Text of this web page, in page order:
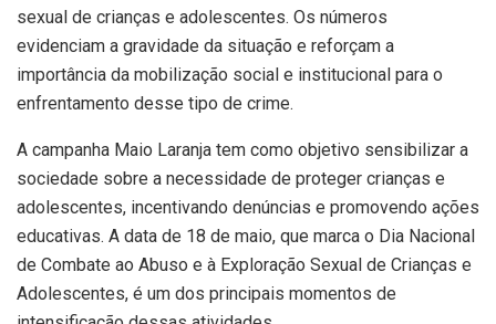
sexual de crianças e adolescentes. Os números
evidenciam a gravidade da situação e reforçam a
importância da mobilização social e institucional para o
enfrentamento desse tipo de crime.
A campanha Maio Laranja tem como objetivo sensibilizar a
sociedade sobre a necessidade de proteger crianças e
adolescentes, incentivando denúncias e promovendo ações
educativas. A data de 18 de maio, que marca o Dia Nacional
de Combate ao Abuso e à Exploração Sexual de Crianças e
Adolescentes, é um dos principais momentos de